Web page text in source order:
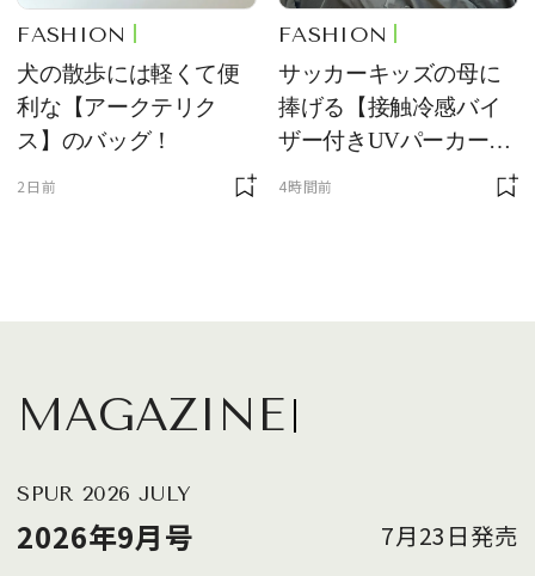
FASHION
犬の散歩には軽くて便
利な【アークテリク
ス】のバッグ！
2日前
FASHION
サッカーキッズの母に
捧げる【接触冷感バイ
ザー付きUVパーカー】
4時間前
MAGAZINE
SPUR 2026 JULY
2026年9月号 7月23日発売